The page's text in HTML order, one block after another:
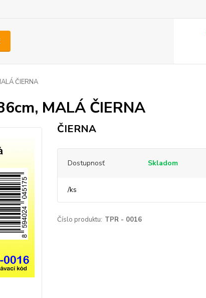
ČIERNA
MALÁ ČIERNA
ČIERNA
Dostupnosť Skladom
/ks
Číslo produktu: TPR - 0016